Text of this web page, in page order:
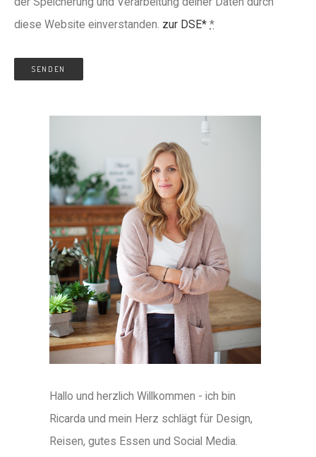
diese Website einverstanden. zur DSE* *
Hallo und herzlich Willkommen - ich bin
Ricarda und mein Herz schlägt für Design,
Reisen, gutes Essen und Social Media.